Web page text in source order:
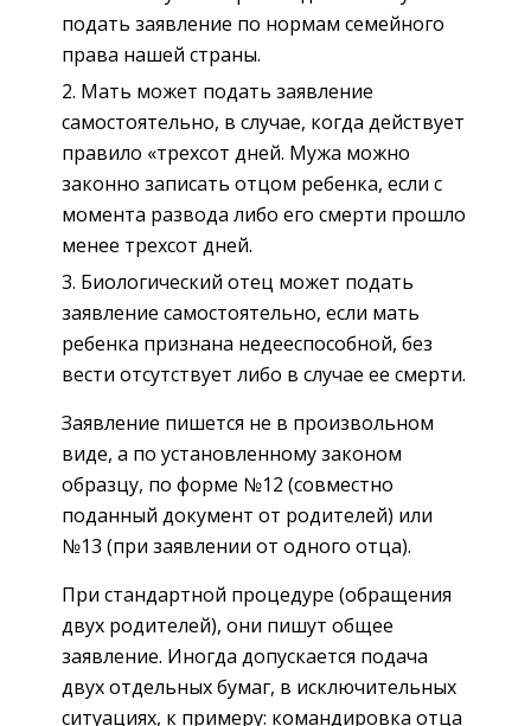
подать заявление по нормам семейного
права нашей страны.
Мать может подать заявление
самостоятельно, в случае, когда действует
правило «трехсот дней. Мужа можно
законно записать отцом ребенка, если с
момента развода либо его смерти прошло
менее трехсот дней.
Биологический отец может подать
заявление самостоятельно, если мать
ребенка признана недееспособной, без
вести отсутствует либо в случае ее смерти.
Заявление пишется не в произвольном
виде, а по установленному законом
образцу, по форме №12 (совместно
поданный документ от родителей) или
№13 (при заявлении от одного отца).
При стандартной процедуре (обращения
двух родителей), они пишут общее
заявление. Иногда допускается подача
двух отдельных бумаг, в исключительных
ситуациях, к примеру: командировка отца